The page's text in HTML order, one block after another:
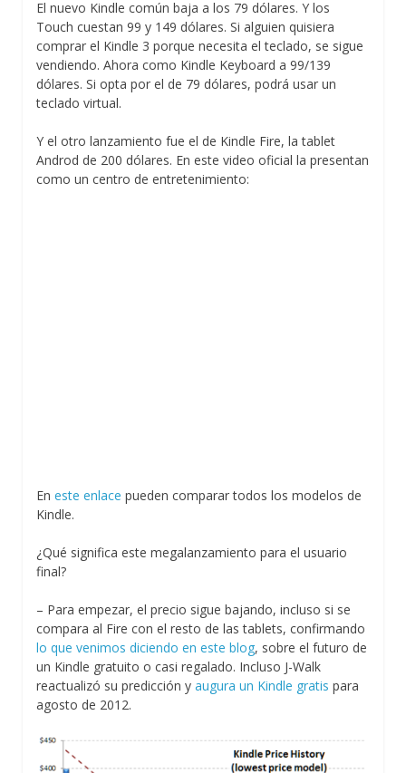
El nuevo Kindle común baja a los 79 dólares. Y los
Touch cuestan 99 y 149 dólares. Si alguien quisiera
comprar el Kindle 3 porque necesita el teclado, se sigue
vendiendo. Ahora como Kindle Keyboard a 99/139
dólares. Si opta por el de 79 dólares, podrá usar un
teclado virtual.
Y el otro lanzamiento fue el de Kindle Fire, la tablet
Androd de 200 dólares. En este video oficial la presentan
como un centro de entretenimiento:
En este enlace pueden comparar todos los modelos de
Kindle.
¿Qué significa este megalanzamiento para el usuario
final?
– Para empezar, el precio sigue bajando, incluso si se
compara al Fire con el resto de las tablets, confirmando
lo que venimos diciendo en este blog, sobre el futuro de
un Kindle gratuito o casi regalado. Incluso J-Walk
reactualizó su predicción y augura un Kindle gratis para
agosto de 2012.